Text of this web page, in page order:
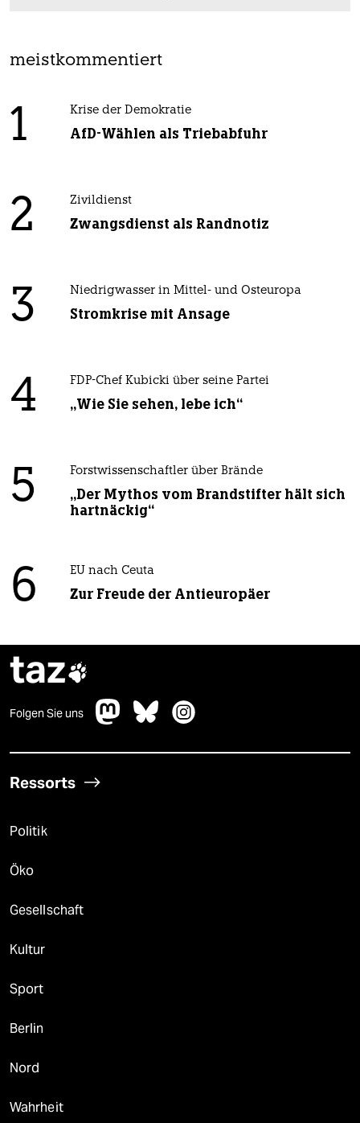
meistkommentiert
1 Krise der Demokratie
AfD-Wählen als Triebabfuhr
2 Zivildienst
Zwangsdienst als Randnotiz
3 Niedrigwasser in Mittel- und Osteuropa
Stromkrise mit Ansage
4 FDP-Chef Kubicki über seine Partei
„Wie Sie sehen, lebe ich“
5 Forstwissenschaftler über Brände
„Der Mythos vom Brandstifter hält sich
hartnäckig“
6 EU nach Ceuta
Zur Freude der Antieuropäer
taz
Folgen Sie uns
Ressorts
Politik
Öko
Gesellschaft
Kultur
Sport
Berlin
Nord
Wahrheit